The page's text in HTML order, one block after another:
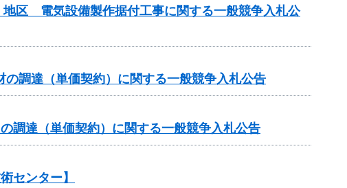
区 電気設備製作据付工事に関する一般競争入札公
調達（単価契約）に関する一般競争入札公告
調達（単価契約）に関する一般競争入札公告
センター】